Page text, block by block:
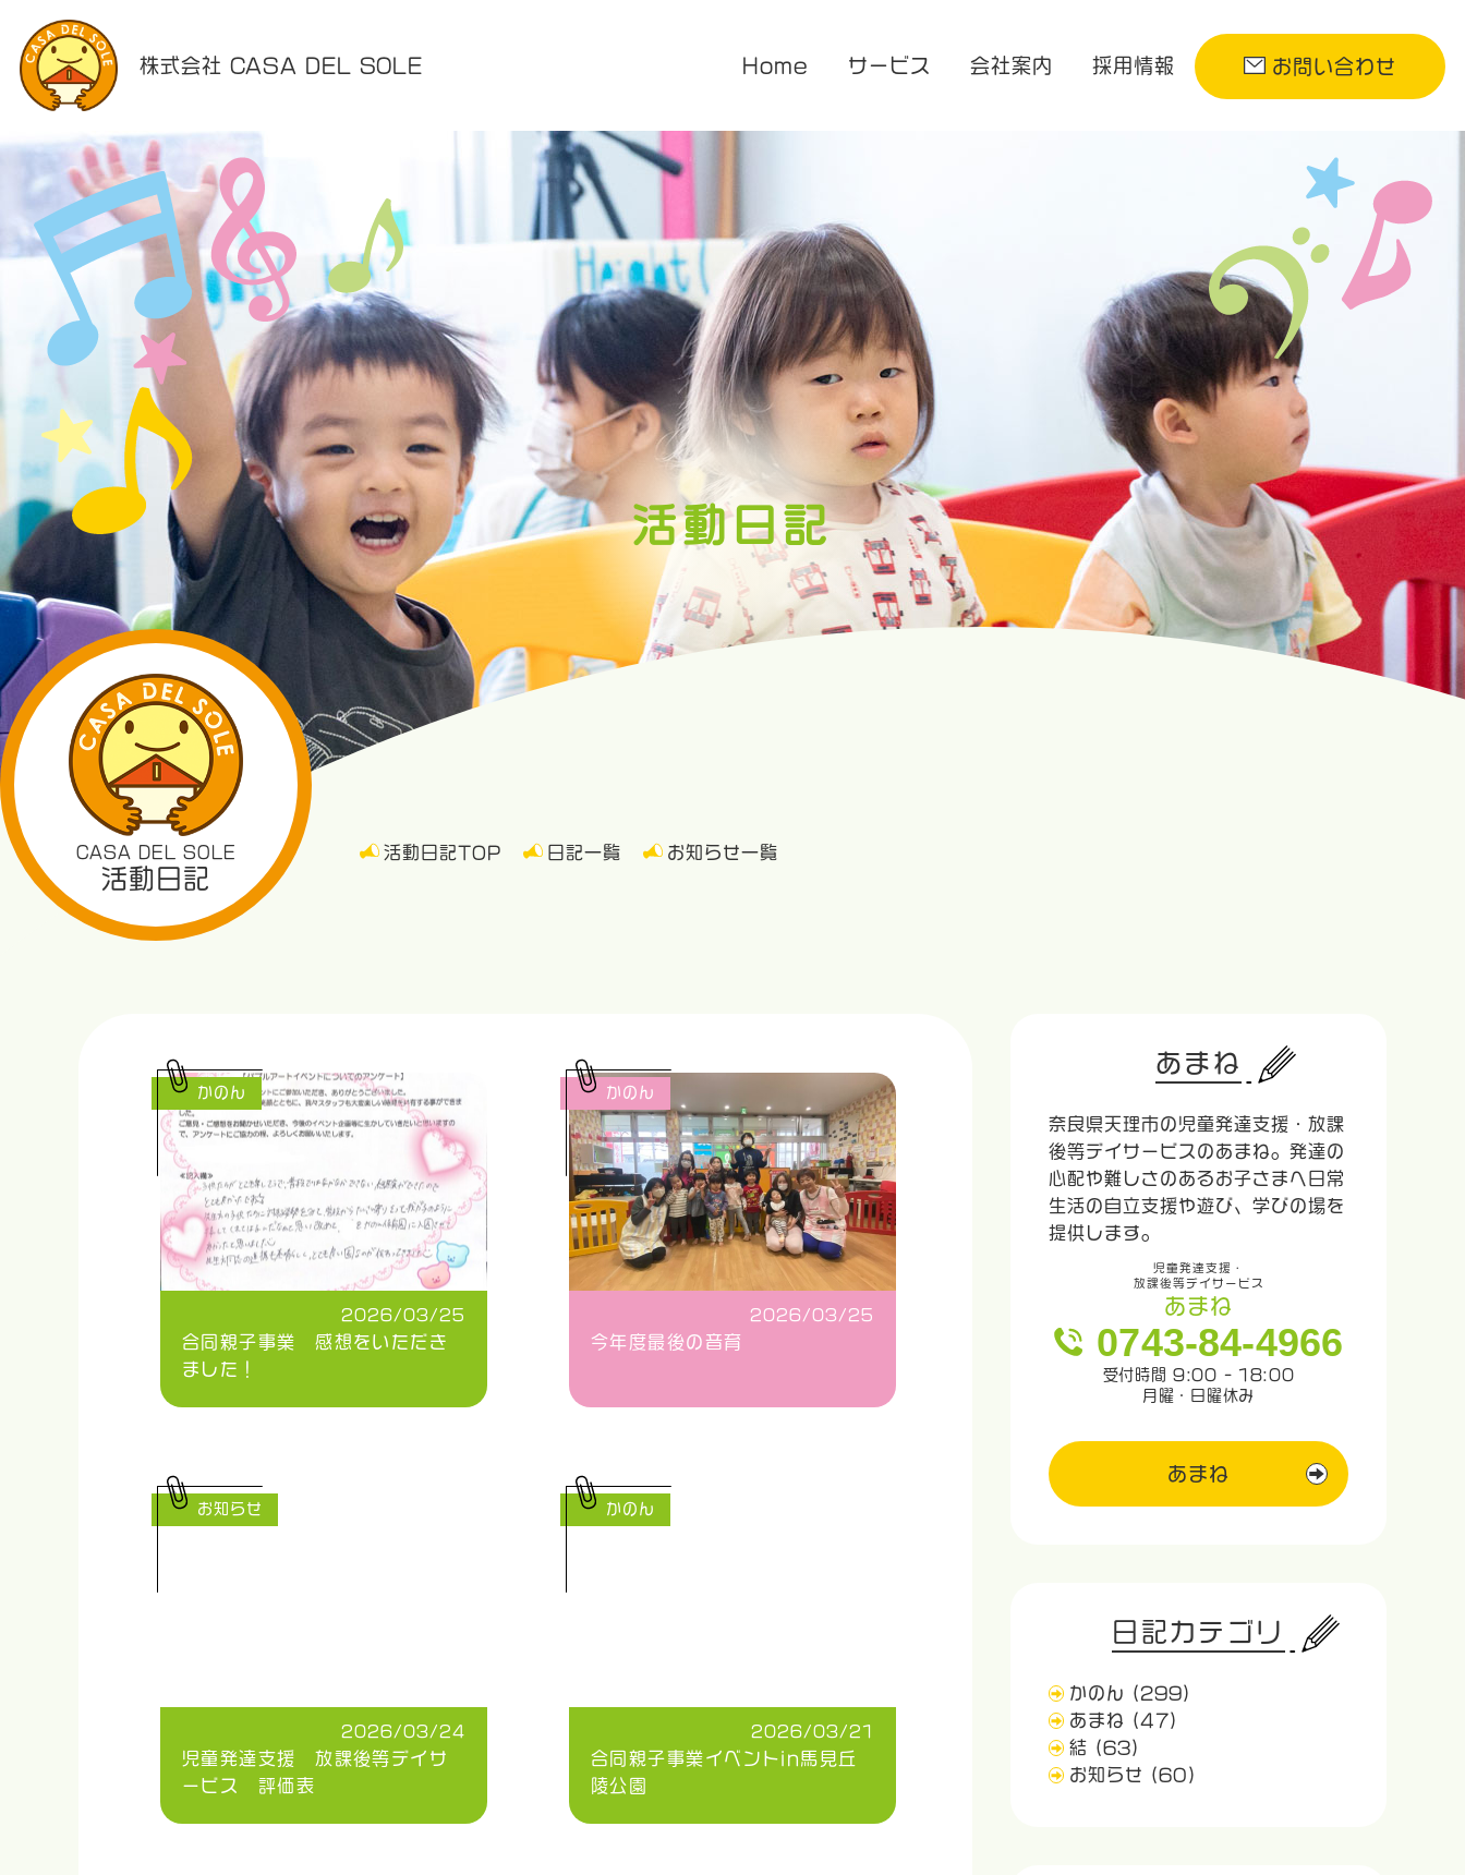
株式会社 CASA DEL SOLE Home サービス
企業主導型保育園
花音保育園
医療的ケア対応型児童発達支援
放課後等デイサービス
あまね
会社案内 採用情報 お問い合わせ
活動日記
CASA DEL SOLE
活動日記
活動日記TOP 日記一覧 お知らせ一覧
2026/03/25
合同親子事業 感想をいただき
ました！
かのん
2026/03/25
今年度最後の音育
かのん
2026/03/24
児童発達支援 放課後等デイサ
ービス 評価表
お知らせ
2026/03/21
合同親子事業イベントin馬見丘
陵公園
かのん
あまね
奈良県天理市の児童発達支援・放課
後等デイサービスのあまね。発達の
心配や難しさのあるお子さまへ日常
生活の自立支援や遊び、学びの場を
提供します。
児童発達支援・
放課後等デイサービス
あまね
0743-84-4966
受付時間 9:00 - 18:00
月曜・日曜休み
あまね
日記カテゴリ
かのん
(299)
あまね
(47)
結 (63)
お知らせ
(60)